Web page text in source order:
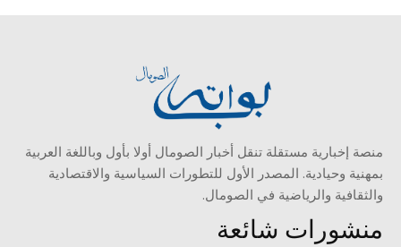
منصة إخبارية مستقلة تنقل أخبار الصومال أولا بأول وباللغة العربية
بمهنية وحيادية. المصدر الأول للتطورات السياسية والاقتصادية
والثقافية والرياضية في الصومال.
منشورات شائعة